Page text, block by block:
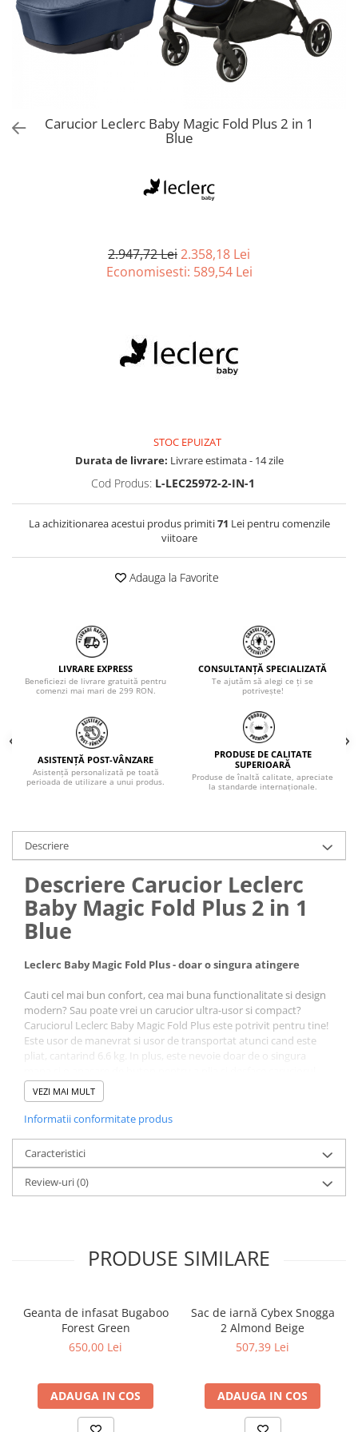
Consultanta Instalare
Jucarii de Sortare
Jucarii de tras
Jucarii din plus
PAPUSI
Carucior Leclerc Baby Magic Fold Plus 2 in 1
Blue
2.947,72 Lei2.358,18 Lei
Economisesti: 589,54 Lei
STOC EPUIZAT
Durata de livrare: Livrare estimata - 14 zile
Cod Produs: L-LEC25972-2-IN-1
La achizitionarea acestui produs primiti71 Lei pentru comenzile
viitoare
Adauga la Favorite
LIVRARE EXPRESS
Beneficiezi de livrare gratuită pentru
comenzi mai mari de 299 RON.
CONSULTANȚĂ SPECIALIZATĂ
Te ajutăm să alegi ce ți se
potrivește!
ASISTENȚĂ POST-VÂNZARE
Asistență personalizată pe toată
perioada de utilizare a unui produs.
PRODUSE DE CALITATE
SUPERIOARĂ
Produse de înaltă calitate, apreciate
la standarde internaționale.
Descriere
Descriere Carucior Leclerc
Baby Magic Fold Plus 2 in 1
Blue
Leclerc Baby Magic Fold Plus - doar o singura atingere
Cauti cel mai bun confort, cea mai buna functionalitate si design
modern? Sau poate vrei un carucior ultra-usor si compact?
Caruciorul Leclerc Baby Magic Fold Plus este potrivit pentru tine!
Este usor de manevrat si usor de transportat atunci cand este
pliat, cantarind 6.6 kg. In plus, este nevoie doar de o singura
Leclerc Baby Magic Fold Plus.
Leclerc Baby Magic Fold Plus este fabricat la cel mai inalt standard
de siguranta si ofera confort maxim copilului tau.
Carucioarele Leclerc Baby sunt castigatoare ale premiului
GOLD la categoria carucioare compact-fold si ale premiului
BRONZE la categoria carucioare usoare, premii oferite de
Made for Mums!
VEZI MAI MULT
Informatii conformitate produs
Caracteristici
Review-uri(0)
PRODUSE SIMILARE
Geanta de infasat Bugaboo
Forest Green
650,00 Lei
ADAUGA IN COS
Sac de iarnă Cybex Snogga
2 Almond Beige
507,39 Lei
ADAUGA IN COS